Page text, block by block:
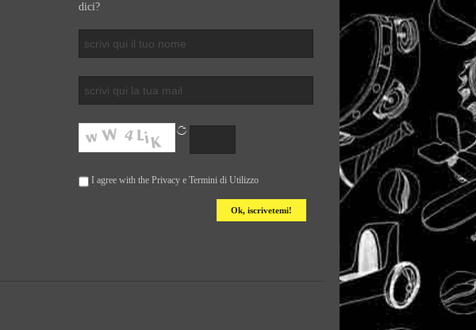
dici?
I agree with thePrivacy e Termini di Utilizzo